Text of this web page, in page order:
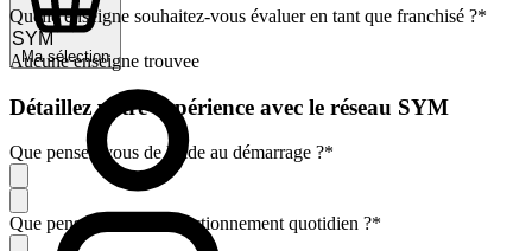
Ma sélection
Quelle enseigne souhaitez-vous évaluer en tant que franchisé ?*
Aucune enseigne trouvee
Détaillez votre expérience avec le réseau SYM
Que pensez-vous de l'aide au démarrage ?*
Que pensez-vous du fonctionnement quotidien ?*